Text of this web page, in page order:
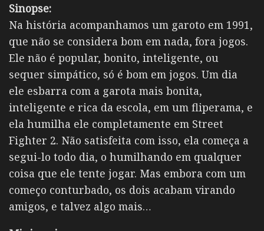
Sinopse:
Na história acompanhamos um garoto em 1991,
que não se considera bom em nada, fora jogos.
Ele não é popular, bonito, inteligente, ou
sequer simpático, só é bom em jogos. Um dia
ele esbarra com a garota mais bonita,
inteligente e rica da escola, em um fliperama, e
ela humilha ele completamente em Street
Fighter 2. Não satisfeita com isso, ela começa a
segui-lo todo dia, o humilhando em qualquer
coisa que ele tente jogar. Mas embora com um
começo conturbado, os dois acabam virando
amigos, e talvez algo mais…